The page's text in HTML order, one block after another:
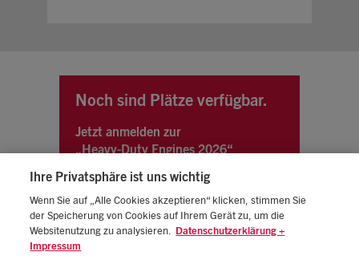
Noch sind Plätze verfügbar.
Jetzt anmelden zur
„Heavy-Duty Engines 2026“
Ihre Privatsphäre ist uns wichtig
Wenn Sie auf „Alle Cookies akzeptieren“ klicken, stimmen Sie
der Speicherung von Cookies auf Ihrem Gerät zu, um die
Websitenutzung zu analysieren.
Datenschutzerklärung +
Impressum